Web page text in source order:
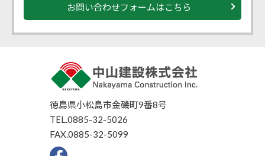
お問い合わせフォームはこちら
徳島県小松島市金磯町9番8号
TEL.0885-32-5026
FAX.0885-32-5099